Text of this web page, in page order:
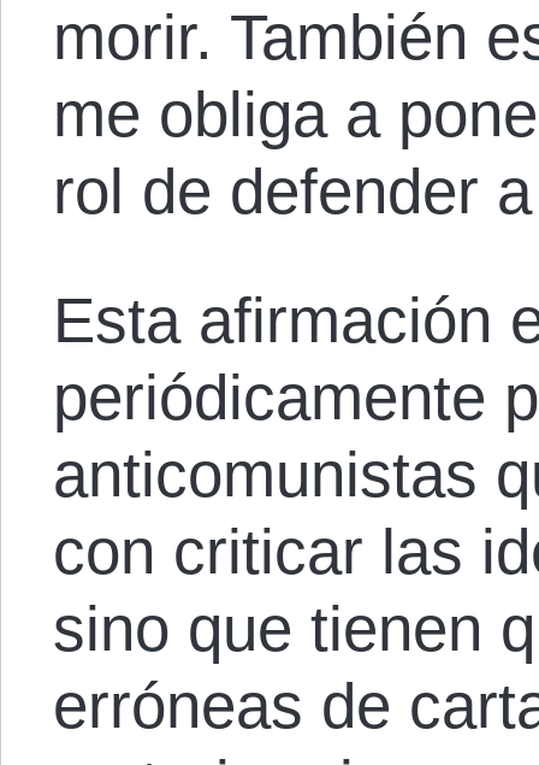
morir. También
me obliga a
rol de defender
Esta afirmación
periódicamente
anticomunistas
con criticar las
sino que tienen
erróneas de